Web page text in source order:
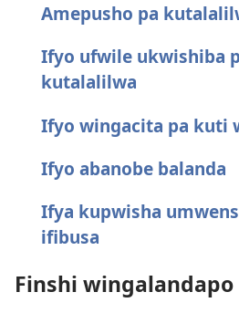
Amepusho pa
Ifyo ufwile ukwishiba
kutalalilwa
Ifyo wingacita pa kuti
Ifyo abanobe balanda
Ifya kupwisha
ifibusa
Finshi